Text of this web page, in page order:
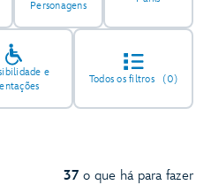
Personagens
e
Todos os filtros(0)
37o que há para fazer